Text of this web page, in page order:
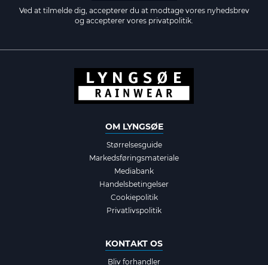
Ved at tilmelde dig, accepterer du at modtage vores nyhedsbrev
og accepterer vores privatpolitik.
OM LYNGSØE
Størrelsesguide
Markedsføringsmateriale
Mediabank
Handelsbetingelser
Cookiepolitik
Privatlivspolitik
KONTAKT OS
Bliv forhandler